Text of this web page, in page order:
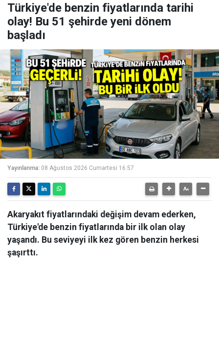
Türkiye'de benzin fiyatlarında tarihi
olay! Bu 51 şehirde yeni dönem
başladı
Yayınlanma: 08 Ağustos 2026 Cumartesi 16:57
Akaryakıt fiyatlarındaki değişim devam ederken,
Türkiye'de benzin fiyatlarında bir ilk olan olay
yaşandı. Bu seviyeyi ilk kez gören benzin herkesi
şaşırttı.